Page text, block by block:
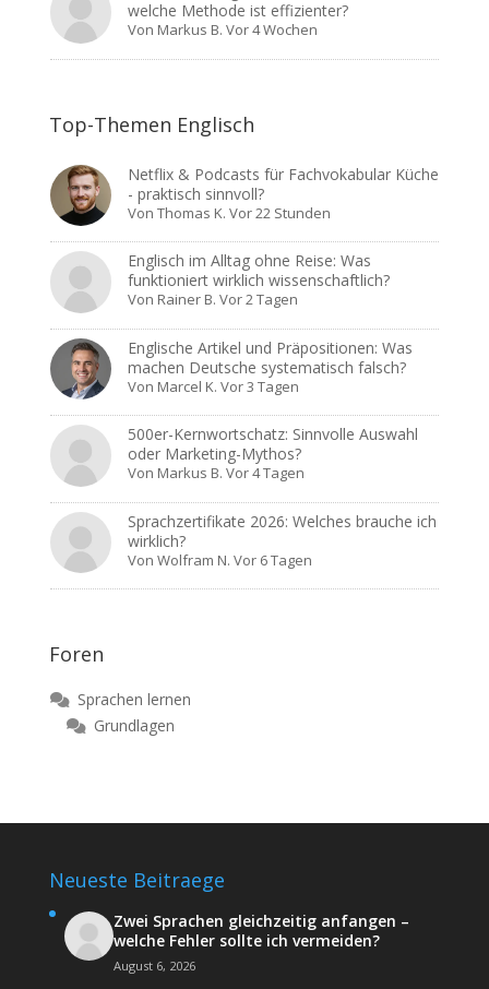
welche Methode ist effizienter?
Von Markus B. Vor 4 Wochen
Top-Themen Englisch
Netflix & Podcasts für Fachvokabular Küche
- praktisch sinnvoll?
VonThomas K. Vor 22 Stunden
Englisch im Alltag ohne Reise: Was
funktioniert wirklich wissenschaftlich?
Von Rainer B. Vor 2 Tagen
Englische Artikel und Präpositionen: Was
machen Deutsche systematisch falsch?
Von Marcel K. Vor 3 Tagen
500er-Kernwortschatz: Sinnvolle Auswahl
oder Marketing-Mythos?
Von Markus B. Vor 4 Tagen
Sprachzertifikate 2026: Welches brauche ich
wirklich?
VonWolfram N. Vor 6 Tagen
Foren
Sprachen lernen
Grundlagen
Neueste Beitraege
Zwei Sprachen gleichzeitig anfangen –
welche Fehler sollte ich vermeiden?
August 6, 2026